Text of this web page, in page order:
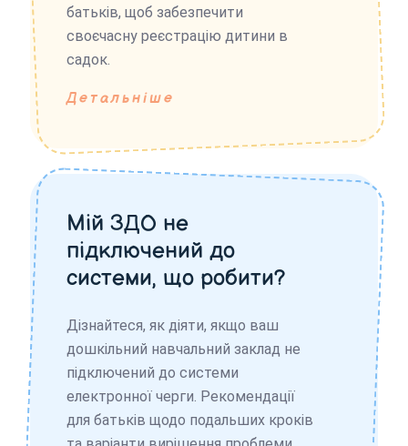
батьків, щоб забезпечити
своєчасну реєстрацію дитини в
садок.
Детальніше
Мій ЗДО не
підключений до
системи, що робити?
Дізнайтеся, як діяти, якщо ваш
дошкільний навчальний заклад не
підключений до системи
електронної черги. Рекомендації
для батьків щодо подальших кроків